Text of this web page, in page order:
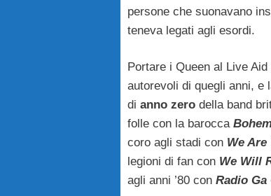
persone che suonavano
teneva legati agli esordi.
Portare i Queen al Live
autorevoli di quegli anni, e
di anno zero della band
folle con la barocca
coro agli stadi con We
legioni di fan con We Will
agli anni ’80 con Radio Ga